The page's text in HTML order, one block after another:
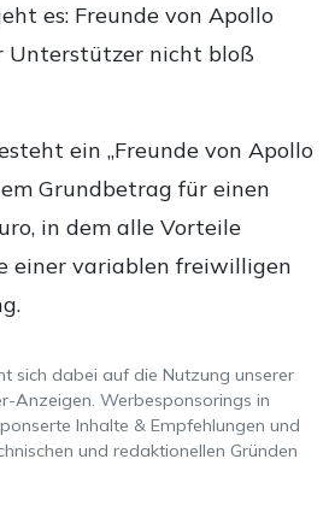
es: Freunde von Apollo
Unterstützer nicht bloß
ein „Freunde von Apollo
Grundbetrag für einen
in dem alle Vorteile
einer variablen freiwilligen
sich dabei auf die Nutzung unserer
Anzeigen. Werbesponsorings in
Inhalte & Empfehlungen und
und redaktionellen Gründen